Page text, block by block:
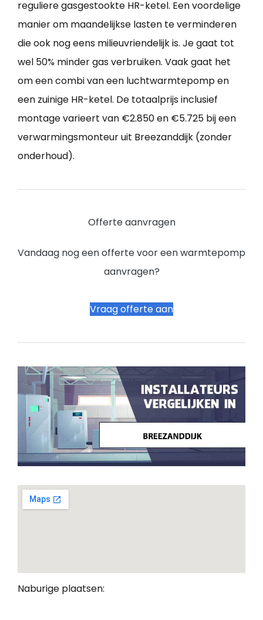
reguliere gasgestookte HR-ketel. Een voordelige
manier om maandelijkse lasten te verminderen
die ook nog eens milieuvriendelijk is. Je gaat tot
wel 50% minder gas verbruiken. Vaak gaat het
om een combi van een luchtwarmtepomp en
een zuinige HR-ketel. De totaalprijs inclusief
montage varieert van €2.850 en €5.725 bij een
verwarmingsmonteur uit Breezanddijk (zonder
onderhoud).
Offerte aanvragen
Vandaag nog een offerte voor een warmtepomp
aanvragen?
Vraag offerte aan
Naburige plaatsen: